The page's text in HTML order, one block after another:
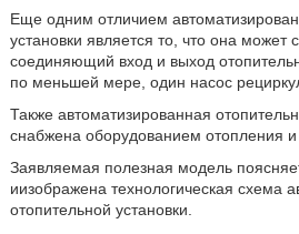
Еще одним отличием
установки является то, что она может
соединяющий вход и выход
по меньшей мере, один насос
Также автоматизированная
снабжена оборудованием отопления и
Заявляемая полезная модель
иизображена технологическая схема
отопительной установки.